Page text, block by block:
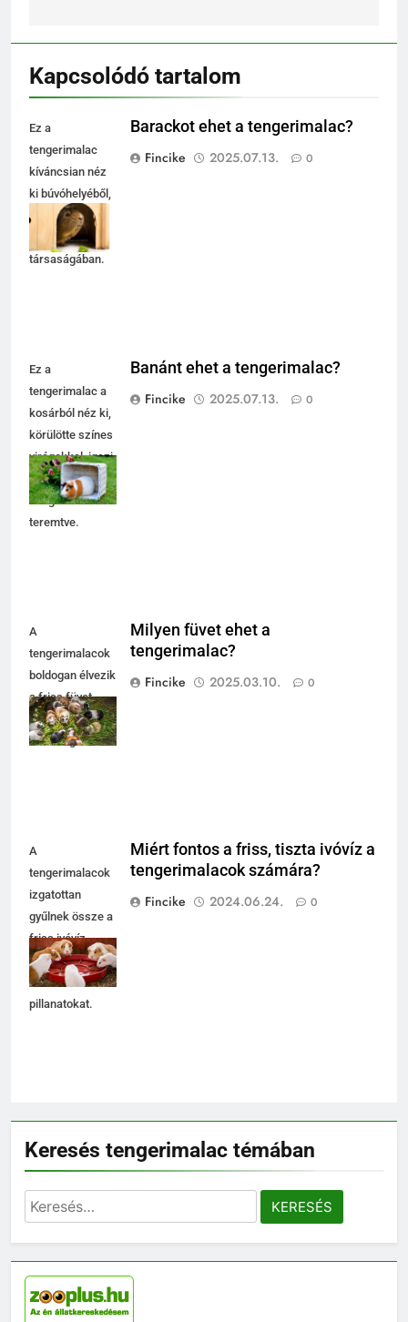
Kapcsolódó tartalom
Ez a
tengerimalac
kíváncsian néz
ki búvóhelyéből,
friss
salátalevelek
társaságában.
Barackot ehet a tengerimalac?
Fincike
2025.07.13. 0
Ez a
tengerimalac a
kosárból néz ki,
körülötte színes
virágokkal, igazi
tavaszi
hangulatot
teremtve.
Banánt ehet a tengerimalac?
Fincike
2025.07.13. 0
A
tengerimalacok
boldogan élvezik
a friss füvet,
barátságos
társaságban.
Milyen füvet ehet a
tengerimalac?
Fincike
2025.03.10. 0
A
tengerimalacok
izgatottan
gyűlnek össze a
friss ivóvíz
körül, élvezve a
közös
pillanatokat.
Miért fontos a friss, tiszta ivóvíz a
tengerimalacok számára?
Fincike
2024.06.24. 0
Keresés tengerimalac témában
Keresés:
5
Milyen gyakran kell takarítani a
ELHELYEZÉSÜK
6